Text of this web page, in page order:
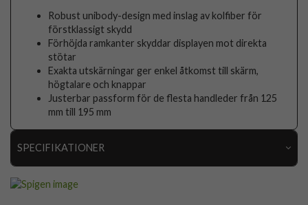
Robust unibody-design med inslag av kolfiber för
förstklassigt skydd
Förhöjda ramkanter skyddar displayen mot direkta
stötar
Exakta utskärningar ger enkel åtkomst till skärm,
högtalare och knappar
Justerbar passform för de flesta handleder från 125
mm till 195 mm
SPECIFIKATIONER